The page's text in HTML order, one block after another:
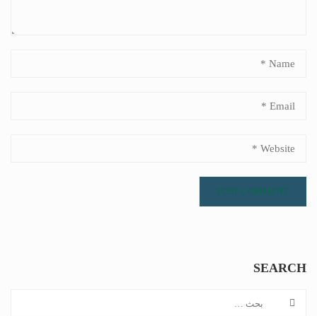
SEARCH